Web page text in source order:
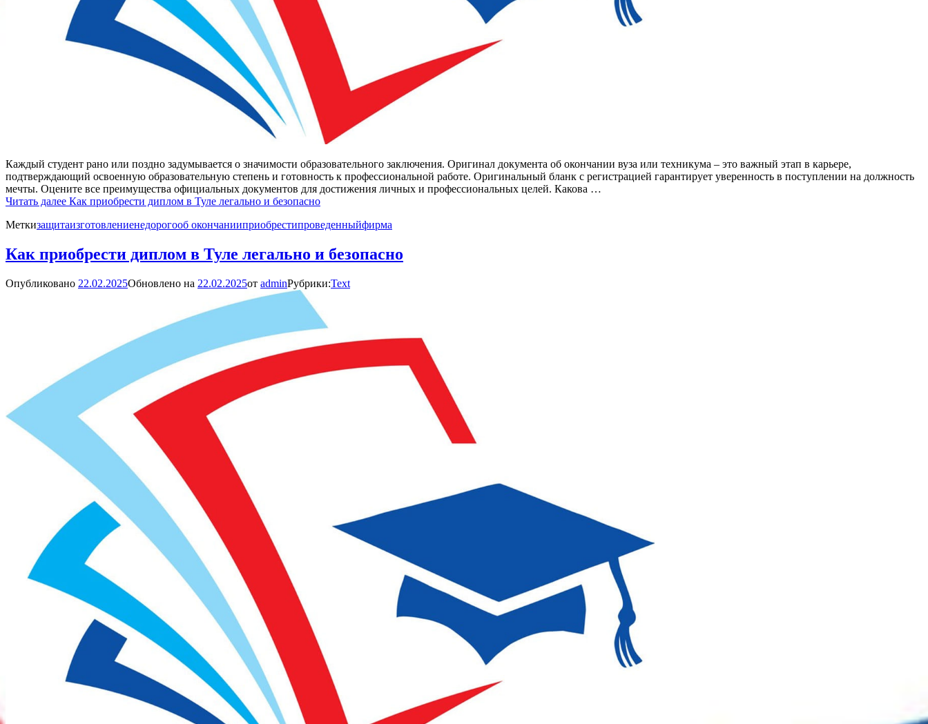
Каждый студент рано или поздно задумывается о значимости образовательного заключения. Оригинал документа об окончании вуза или техникума – это важный этап в карьере,
подтверждающий освоенную образовательную степень и готовность к профессиональной работе. Оригинальный бланк с регистрацией гарантирует уверенность в поступлении на должность
мечты. Оцените все преимущества официальных документов для достижения личных и профессиональных целей. Какова …
Читать далее Как приобрести диплом в Туле легально и безопасно
Меткизащитаизготовлениенедорогооб окончанииприобрестипроведенныйфирма
Как приобрести диплом в Туле легально и безопасно
Опубликовано 22.02.2025Обновлено на 22.02.2025от adminРубрики:Text